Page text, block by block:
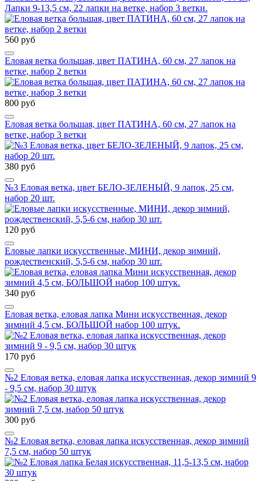
Лапки 9-13,5 см, 22 лапки на ветке, набор 3 ветки.
560 руб
Еловая ветка большая, цвет ПАТИНА, 60 см, 27 лапок на
ветке, набор 2 ветки
800 руб
Еловая ветка большая, цвет ПАТИНА, 60 см, 27 лапок на
ветке, набор 3 ветки
380 руб
№3 Еловая ветка, цвет БЕЛО-ЗЕЛЕНЫЙ, 9 лапок, 25 см,
набор 20 шт.
120 руб
Еловые лапки искусственные, МИНИ, декор зимний,
рождественский, 5,5-6 см, набор 30 шт.
340 руб
Еловая ветка, еловая лапка Мини искусственная, декор
зимний 4,5 см, БОЛЬШОЙ набор 100 штук.
170 руб
№2 Еловая ветка, еловая лапка искусственная, декор зимний 9
- 9,5 см, набор 30 штук
300 руб
№2 Еловая ветка, еловая лапка искусственная, декор зимний
7,5 см, набор 50 штук